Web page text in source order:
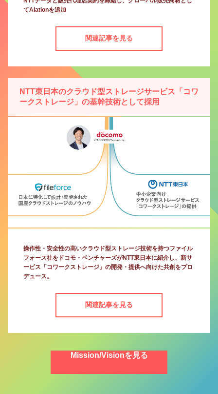
てAlationを追加
関連記事を見る
NTT東日本のクラウド型ストレージサービス「コワ
ークストレージ」の基幹技術として採用
操作性・安全性の高いクラウド型ストレージ技術を持つファイル
フォース社をドコモ・ベンチャーズがNTT東日本に紹介し、新サ
ービス「コワークストレージ」の開発・提供へ向けた共創をプロ
デュース。
関連記事を見る
Mission/Visionを見る